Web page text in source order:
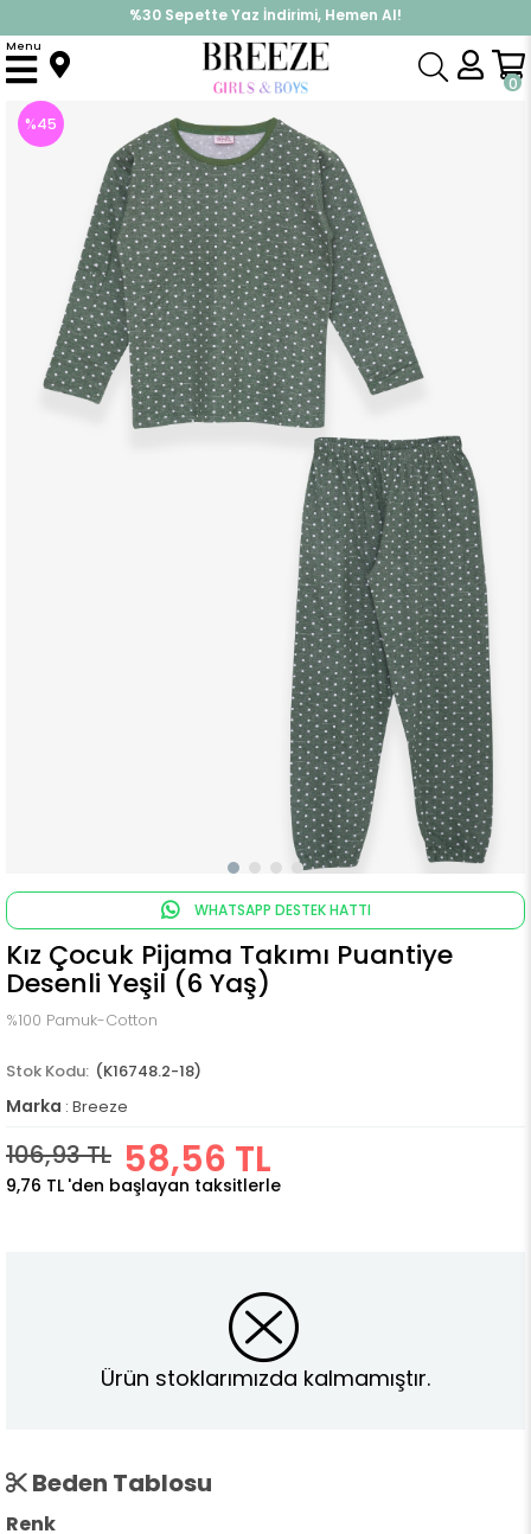
%30 Sepette Yaz İndirimi, Hemen Al!
İndirimlere ek %10 İndirimi Kap, Hemen Üye Ol!
0
Menu
Anasayfa Pijama & İç Giyim KIZ Pijama Takımları Kız Çocuk Pijama Takımı Puantiye Desenli Yeşil (6 Yaş)
%45
WHATSAPP DESTEK HATTI
Kız Çocuk Pijama Takımı Puantiye
Desenli Yeşil (6 Yaş)
%100 Pamuk-Cotton
(K16748.2-18)
Marka : Breeze
106,93 TL 58,56 TL
9,76 TL 'den başlayan taksitlerle
Ürün stoklarımızda kalmamıştır.
Beden Tablosu
Renk